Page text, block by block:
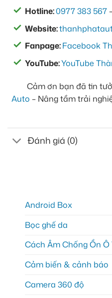
Hotline:0977 383 567
Website:
Fanpage:Facebook
YouTube:YouTube
Cảm ơn bạn đã tin
Auto – Nâng tầm trải
Đánh giá (0)
Android Box
Bọc ghế da
Cách Âm Chống Ồn Ô
Cảm biến & cảnh báo
Camera 360 độ